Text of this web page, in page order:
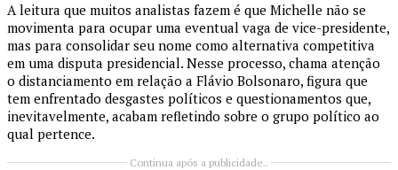
A leitura que muitos analistas fazem é que Michelle não se
movimenta para ocupar uma eventual vaga de vice-presidente,
mas para consolidar seu nome como alternativa competitiva
em uma disputa presidencial. Nesse processo, chama atenção
o distanciamento em relação a Flávio Bolsonaro, figura que
tem enfrentado desgastes políticos e questionamentos que,
inevitavelmente, acabam refletindo sobre o grupo político ao
qual pertence.
Continua após a publicidade..